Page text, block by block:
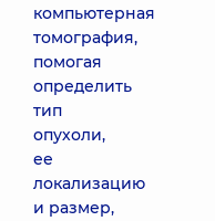
компьютерная
томография,
помогая
определить
тип
опухоли,
ее
локализацию
и размер,